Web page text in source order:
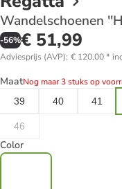
Wandelschoenen
-56%€ 51,99
Adviesprijs (AVP): € 120,00*
MaatNog maar 3 stuks op
39
40 41
46
Color